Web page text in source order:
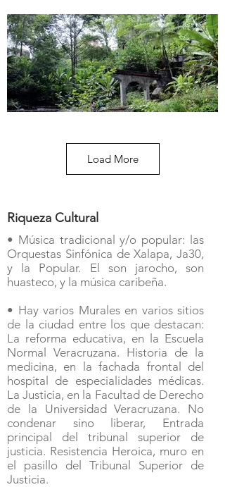
Load More
Riqueza Cultural
• Música tradicional y/o popular: las
Orquestas Sinfónica de Xalapa, Ja30,
y la Popular. El son jarocho, son
huasteco, y la música caribeña.
• Hay varios Murales en varios sitios
de la ciudad entre los que destacan:
La reforma educativa, en la Escuela
Normal Veracruzana. Historia de la
medicina, en la fachada frontal del
hospital de especialidades médicas.
La Justicia, en la Facultad de Derecho
de la Universidad Veracruzana. No
condenar sino liberar, Entrada
principal del tribunal superior de
justicia. Resistencia Heroica, muro en
el pasillo del Tribunal Superior de
Justicia.